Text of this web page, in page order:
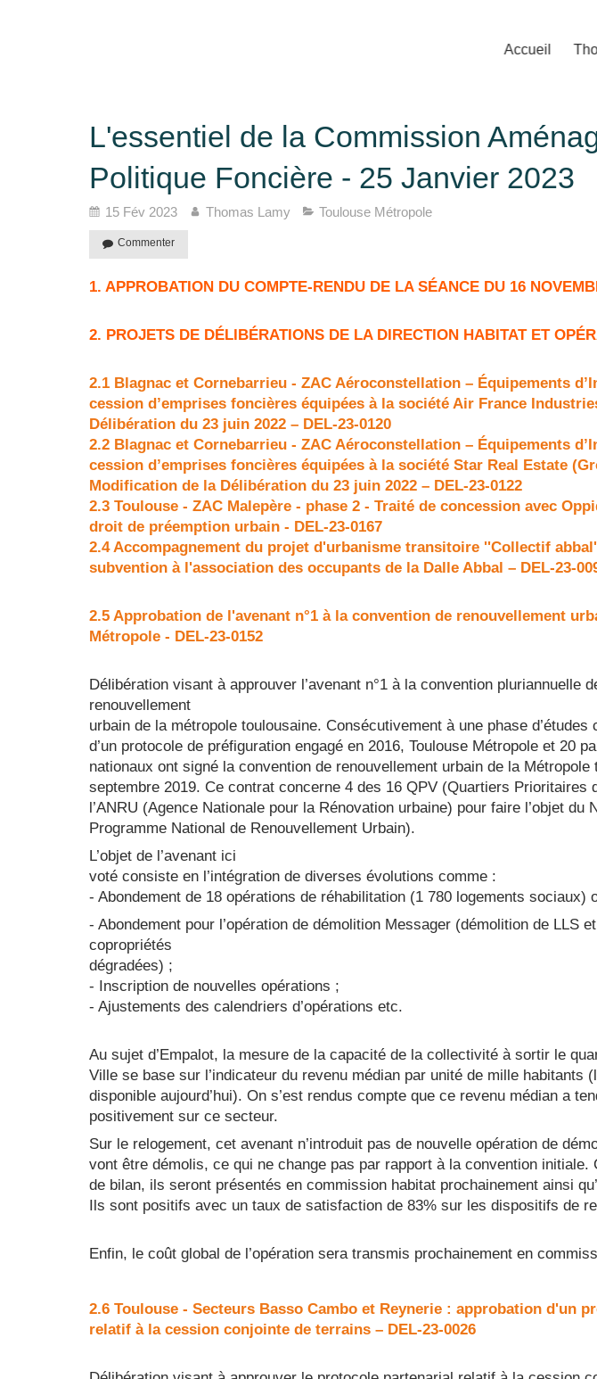
Accueil
L'essentiel de la Commission
Politique Foncière - 25 Janvier 2023
15 Fév 2023 Thomas Lamy Toulouse Métropole
Commenter
1. APPROBATION DU COMPTE-RENDU DE LA SÉANCE DU 16
2. PROJETS DE DÉLIBÉRATIONS DE LA DIRECTION HABITAT ET
2.1 Blagnac et Cornebarrieu - ZAC Aéroconstellation – Équipements
cession d’emprises foncières équipées à la société Air France
Délibération du 23 juin 2022 – DEL-23-0120
2.2 Blagnac et Cornebarrieu - ZAC Aéroconstellation – Équipements
cession d’emprises foncières équipées à la société Star Real Estate
Modification de la Délibération du 23 juin 2022 – DEL-23-0122
2.3 Toulouse - ZAC Malepère - phase 2 - Traité de concession avec
droit de préemption urbain - DEL-23-0167
2.4 Accompagnement du projet d'urbanisme transitoire ''Collectif
subvention à l'association des occupants de la Dalle Abbal – DEL-23-
2.5 Approbation de l'avenant n°1 à la convention de renouvellement
Métropole - DEL-23-0152
Délibération visant à approuver l’avenant n°1 à la convention pluriannuelle
renouvellement
urbain de la métropole toulousaine. Consécutivement à une phase
d’un protocole de préfiguration engagé en 2016, Toulouse Métropole et 20
nationaux ont signé la convention de renouvellement urbain de la Métropole
septembre 2019. Ce contrat concerne 4 des 16 QPV (Quartiers Prioritaires
l’ANRU (Agence Nationale pour la Rénovation urbaine) pour faire l’objet du
Programme National de Renouvellement Urbain).
L’objet de l’avenant ici
voté consiste en l’intégration de diverses évolutions comme :
- Abondement de 18 opérations de réhabilitation (1 780 logements sociaux)
- Abondement pour l’opération de démolition Messager (démolition de LLS
copropriétés
dégradées) ;
- Inscription de nouvelles opérations ;
- Ajustements des calendriers d’opérations etc.
Au sujet d’Empalot, la mesure de la capacité de la collectivité à sortir le
Ville se base sur l’indicateur du revenu médian par unité de mille habitants
disponible aujourd’hui). On s’est rendus compte que ce revenu médian a
positivement sur ce secteur.
Sur le relogement, cet avenant n’introduit pas de nouvelle opération de
vont être démolis, ce qui ne change pas par rapport à la convention initiale.
de bilan, ils seront présentés en commission habitat prochainement ainsi
Ils sont positifs avec un taux de satisfaction de 83% sur les dispositifs de
Enfin, le coût global de l’opération sera transmis prochainement en
2.6 Toulouse - Secteurs Basso Cambo et Reynerie : approbation d'un
relatif à la cession conjointe de terrains – DEL-23-0026